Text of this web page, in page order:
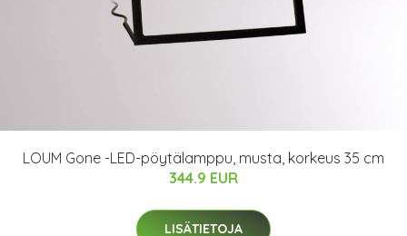
LOUM Gone -LED-pöytälamppu, musta, korkeus 35 cm
344.9 EUR
LISÄTIETOJA